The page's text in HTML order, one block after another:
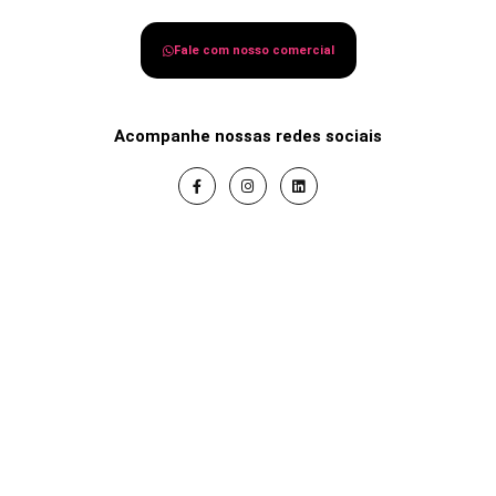
Fale com nosso comercial
Acompanhe nossas redes sociais